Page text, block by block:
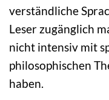
verständliche
Leser zugänglich
nicht intensiv mit
philosophischen
haben.